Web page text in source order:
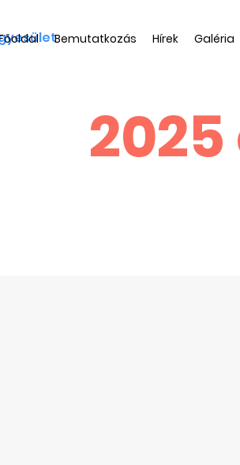
Bemutatkozás Hírek Galéria